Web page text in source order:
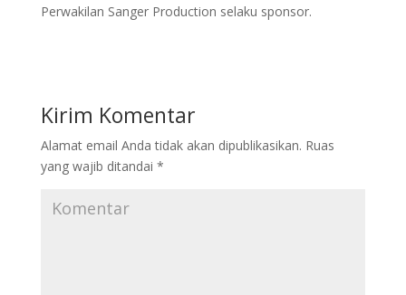
Perwakilan Sanger Production selaku sponsor.
Kirim Komentar
Alamat email Anda tidak akan dipublikasikan. Ruas
yang wajib ditandai *